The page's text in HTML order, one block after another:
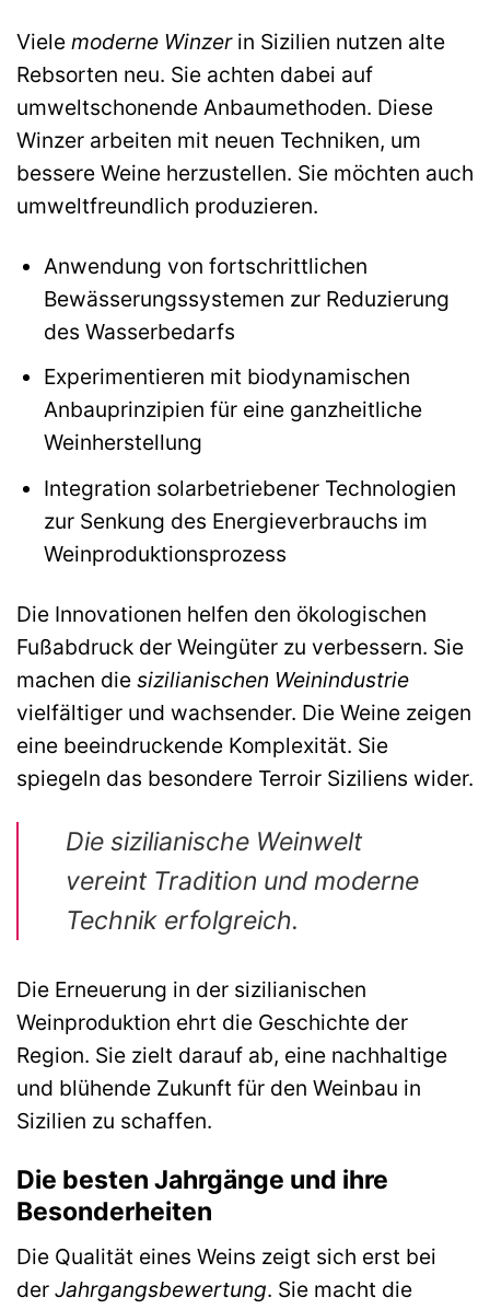
Viele moderne Winzerin Sizilien nutzen alte
Rebsorten neu. Sie achten dabei auf
umweltschonende Anbaumethoden. Diese
Winzer arbeiten mit neuen Techniken, um
bessere Weine herzustellen. Sie möchten auch
umweltfreundlich produzieren.
Anwendung von fortschrittlichen
Bewässerungssystemen zur Reduzierung
des Wasserbedarfs
Experimentieren mit biodynamischen
Anbauprinzipien für eine ganzheitliche
Weinherstellung
Integration solarbetriebener Technologien
zur Senkung des Energieverbrauchs im
Weinproduktionsprozess
Die Innovationen helfen den ökologischen
Fußabdruck der Weingüter zu verbessern. Sie
machen die sizilianischen Weinindustrie
vielfältiger und wachsender. Die Weine zeigen
eine beeindruckende Komplexität. Sie
spiegeln das besondere Terroir Siziliens wider.
Die sizilianische Weinwelt
vereint Tradition und moderne
Technik erfolgreich.
Die Erneuerung in der sizilianischen
Weinproduktion ehrt die Geschichte der
Region. Sie zielt darauf ab, eine nachhaltige
und blühende Zukunft für den Weinbau in
Sizilien zu schaffen.
Die besten Jahrgänge und ihre
Besonderheiten
Die Qualität eines Weins zeigt sich erst bei
der Jahrgangsbewertung. Sie macht die